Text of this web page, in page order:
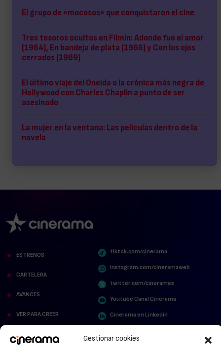
Gestionar cookies
El grupo de «mocosos» que conquistaron el cine
Tres tesoros ocultos en Filmin: Adonde fue el amor
(1964), En bandeja de plata (1966) y Con los ojos
cerrados (1969)
El último viaje del Oneida o la crónica más negra de
Hollywood con Charles Chaplin a punto de ser
asesinado
La mujer en la ventana: Las películas dentro de la
novela
ESTRENOS
CARTELERA
AVANCES
VER PARA CREER
tiktok.com/cinerama
instagram.com/cineramaweb
twitter.com/cinerames
Youtube Canal Cinerama
Cinerama en Linkedin